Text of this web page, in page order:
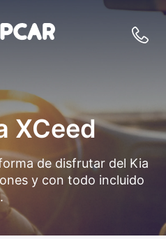
XCeed
de disfrutar del Kia
y con todo incluido